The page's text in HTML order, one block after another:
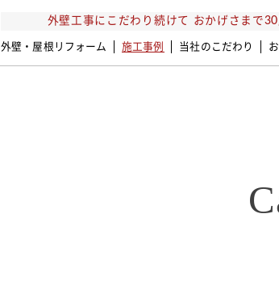
外壁工事にこだわり続けて おかげさまで
外壁・屋根リフォーム 施工事例 当社のこだわり